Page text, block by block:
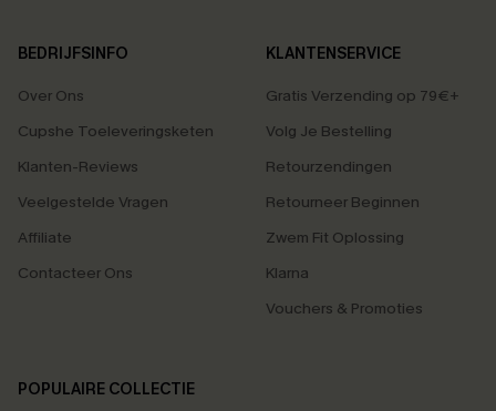
BEDRIJFSINFO
Over Ons
Cupshe Toeleveringsketen
Klanten-Reviews
Veelgestelde Vragen
Affiliate
Contacteer Ons
KLANTENSERVICE
Gratis Verzending op 79€+
Volg Je Bestelling
Retourzendingen
Retourneer Beginnen
Zwem Fit Oplossing
Klarna
Vouchers & Promoties
POPULAIRE COLLECTIE